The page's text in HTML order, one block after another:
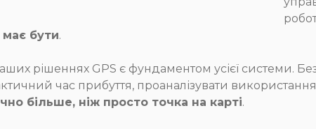
має бути.
рішеннях GPS є фундаментом усієї системи.
час прибуття, проаналізувати
більше, ніж просто точка на карті.